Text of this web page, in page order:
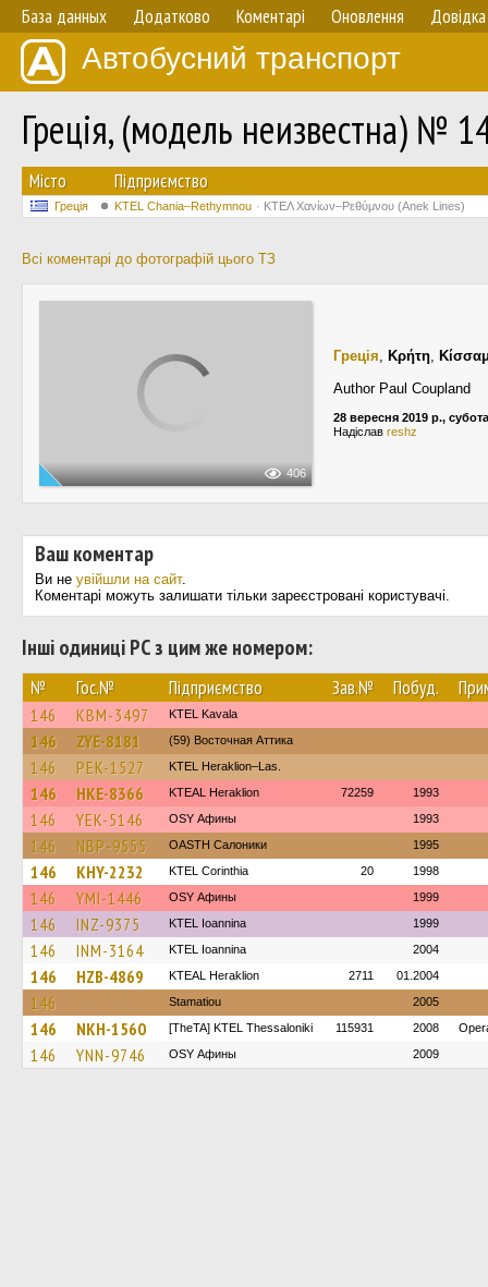
База данных Додатково Коментарі Оновлення Довідка
Автобусний транспорт
Греція, (модель неизвестна) №
Мiсто Підприємство
Греція KTEL Chania–Rethymnou ΚΤΕΛ Χανίων–Ρεθύμνου (Anek Lines)
Всі коментарі до фотографій цього ТЗ
406
Греція, Κρήτη,
Author Paul Coupland
28 вересня 2019 р., субота
Надіслав reshz
Ваш коментар
Ви не увійшли на сайт.
Коментарі можуть залишати тільки зареєстровані користувачі.
Інші одиниці РС з цим же номером:
№ Гос.№ Підприємство Зав.№ Побуд.
146 KBM-3497 KTEL Kavala
146 ZYE-8181 (59) Восточная Аттика
146 PEK-1527 KTEL Heraklion–Las.
146 HKE-8366 KTEAL Heraklion 72259 1993
146 YEK-5146 OSY Афины 1993
146 NBP-9555 OASTH Салоники 1995
146 KHY-2232 KTEL Corinthia 20 1998
146 YMI-1446 OSY Афины 1999
146 INZ-9375 KTEL Ioannina 1999
146 INM-3164 KTEL Ioannina 2004
146 HZB-4869 KTEAL Heraklion 2711 01.2004
146 Stamatiou 2005
146 NKH-1560 [TheTA] KTEL Thessaloniki 115931 2008
146 YNN-9746 OSY Афины 2009